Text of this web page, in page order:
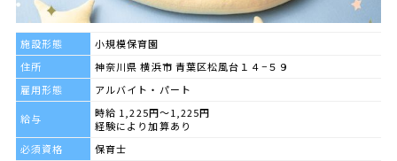
施設形態
小規模保育園
住所
神奈川県 横浜市 青葉区松風台１４−５９
雇用形態
アルバイト・パート
給与
時給 1,225円～1,225円
経験により加算あり
必須資格
保育士